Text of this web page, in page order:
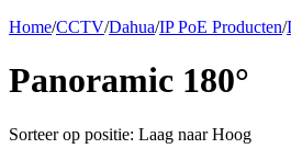
Home/CCTV/Dahua/IP PoE Producten/
Panoramic 180°
Sorteer op positie: Laag naar Hoog